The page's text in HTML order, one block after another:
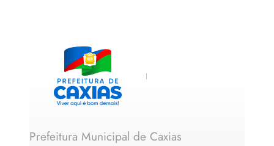
Prefeitura Municipal de Caxias